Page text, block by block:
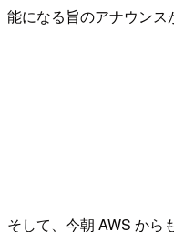
能になる旨のアナウンス
そして、今朝 AWS から